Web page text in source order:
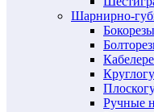
Шарнирно-
Ручные